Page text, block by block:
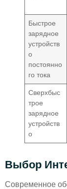
Быстрое
зарядное
устройств
о
постоянно
го тока
Сверхбыс
трое
зарядное
устройств
о
Выбор
Современное